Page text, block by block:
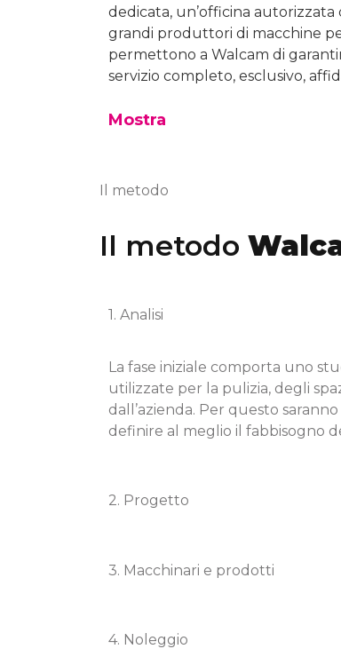
dedicata, un’officina autorizzata
grandi produttori di macchine
permettono a Walcam di
servizio completo, esclusivo,
Mostra
Il metodo
Il metodo
1. Analisi
La fase iniziale comporta uno
utilizzate per la pulizia, degli
dall’azienda. Per questo
definire al meglio il fabbisogno
2. Progetto
3. Macchinari e prodotti
4. Noleggio